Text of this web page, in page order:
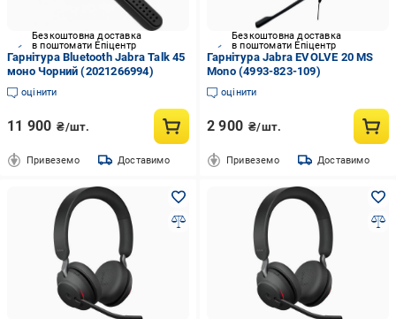
Безкоштовна доставка
в поштомати Епіцентр
Гарнітура Bluetooth Jabra Talk 45
моно Чорний (2021266994)
оцінити
11 900 ₴/шт.
Привеземо Доставимо
Безкоштовна доставка
в поштомати Епіцентр
Гарнітура Jabra EVOLVE 20 MS
Mono (4993-823-109)
оцінити
2 900 ₴/шт.
Привеземо Доставимо